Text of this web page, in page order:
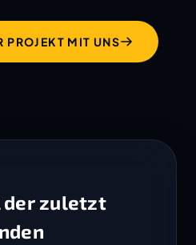
PROJEKT MIT UNS
der zuletzt